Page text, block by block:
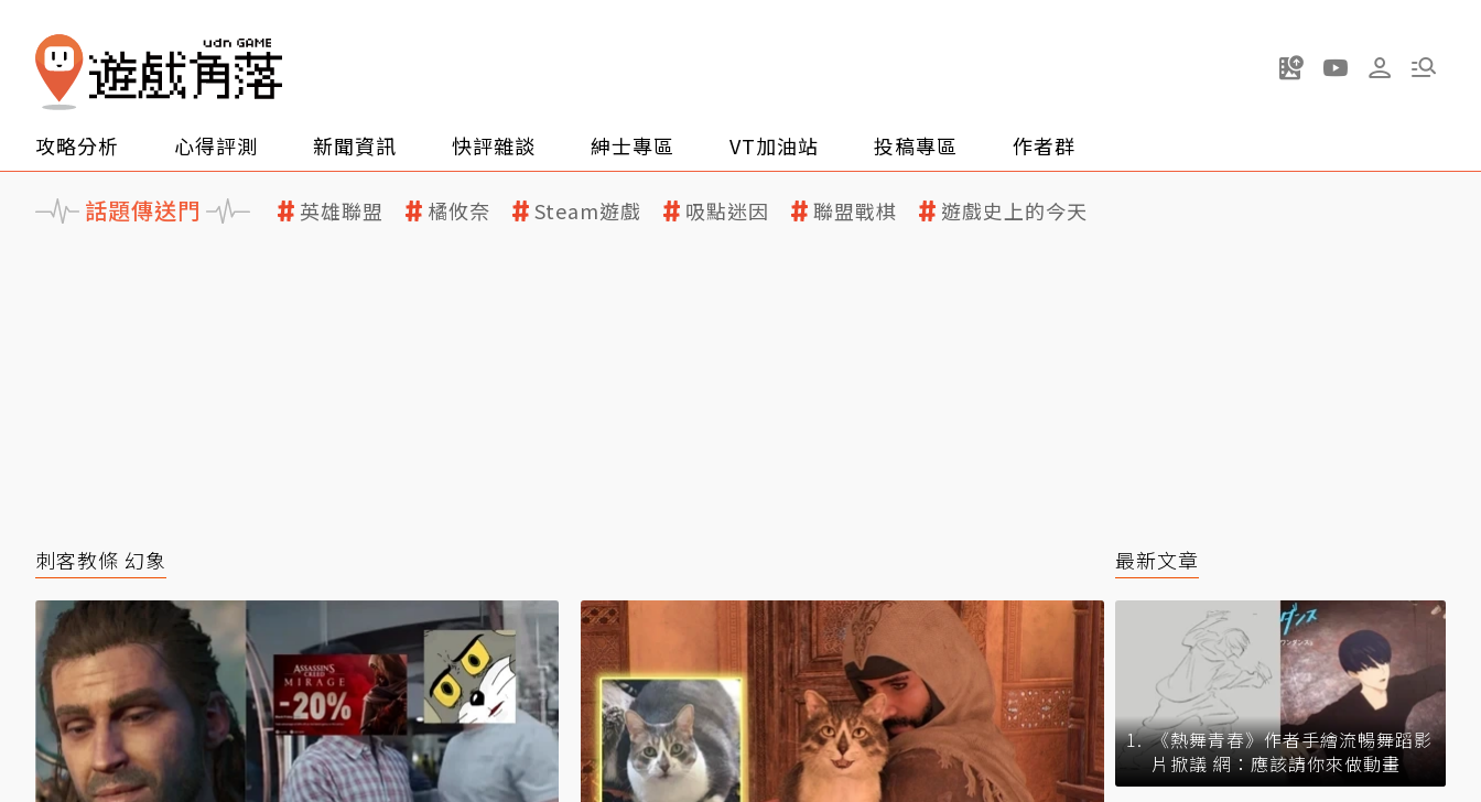
攻略分析 心得評測 新聞資訊 快評雜談 紳士專區 VT加油站 投稿專區 作者群
話題傳送門 英雄聯盟 橘攸奈 Steam遊戲 吸點迷因 聯盟戰棋 遊戲史上的今天
刺客教條 幻象 最新文章
《熱舞青春》作者手繪流暢舞蹈影
片掀議 網：應該請你來做動畫